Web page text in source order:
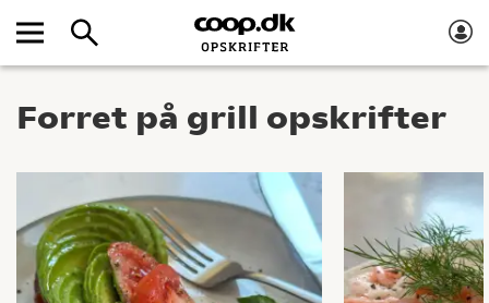
Forret på grill opskrifter